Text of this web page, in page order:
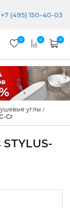
+7 (495) 150-40-03
0 0 0
углы /
Cr